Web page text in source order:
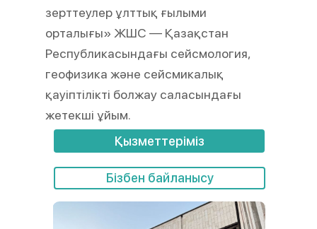
зерттеулер ұлттық ғылыми
орталығы» ЖШС — Қазақстан
Республикасындағы сейсмология,
геофизика және сейсмикалық
қауіптілікті болжау саласындағы
жетекші ұйым.
Бізбен байланысу
Қызметтеріміз